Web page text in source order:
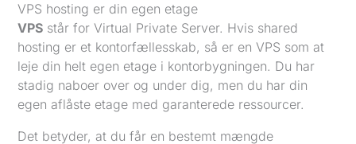
VPS hosting er din egen etage
VPS står for Virtual Private Server. Hvis shared
hosting er et kontorfællesskab, så er en VPS som at
leje din helt egen etage i kontorbygningen. Du har
stadig naboer over og under dig, men du har din
egen aflåste etage med garanterede ressourcer.
Det betyder, at du får en bestemt mængde